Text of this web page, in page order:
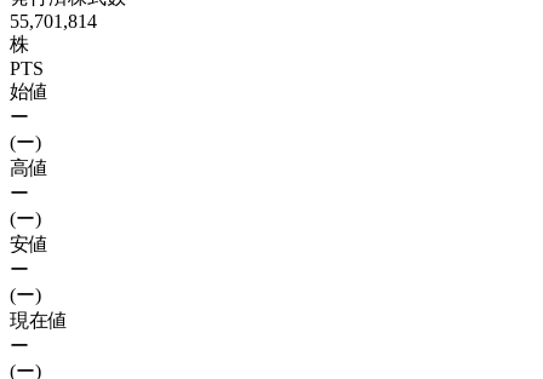
55,701,814
株
PTS
始値
ー
(ー)
高値
ー
(ー)
安値
ー
(ー)
現在値
ー
(ー)